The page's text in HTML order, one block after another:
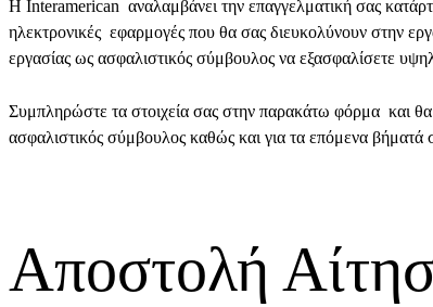
Η Interamerican αναλαμβάνει την επαγγελματική σας
ηλεκτρονικές εφαρμογές που θα σας διευκολύνουν στην
εργασίας ως ασφαλιστικός σύμβουλος να εξασφαλίσετε
Συμπληρώστε τα στοιχεία σας στην παρακάτω φόρμα και
ασφαλιστικός σύμβουλος καθώς και για τα επόμενα βήματά
Αποστολή